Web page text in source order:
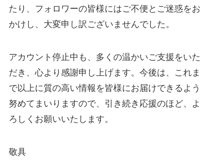
たり、フォロワーの皆様にはご不便とご迷惑をお
かけし、大変申し訳ございませんでした。
アカウント停止中も、多くの温かいご支援をいた
だき、心より感謝申し上げます。今後は、これま
で以上に質の高い情報を皆様にお届けできるよう
努めてまいりますので、引き続き応援のほど、よ
ろしくお願いいたします。
敬具